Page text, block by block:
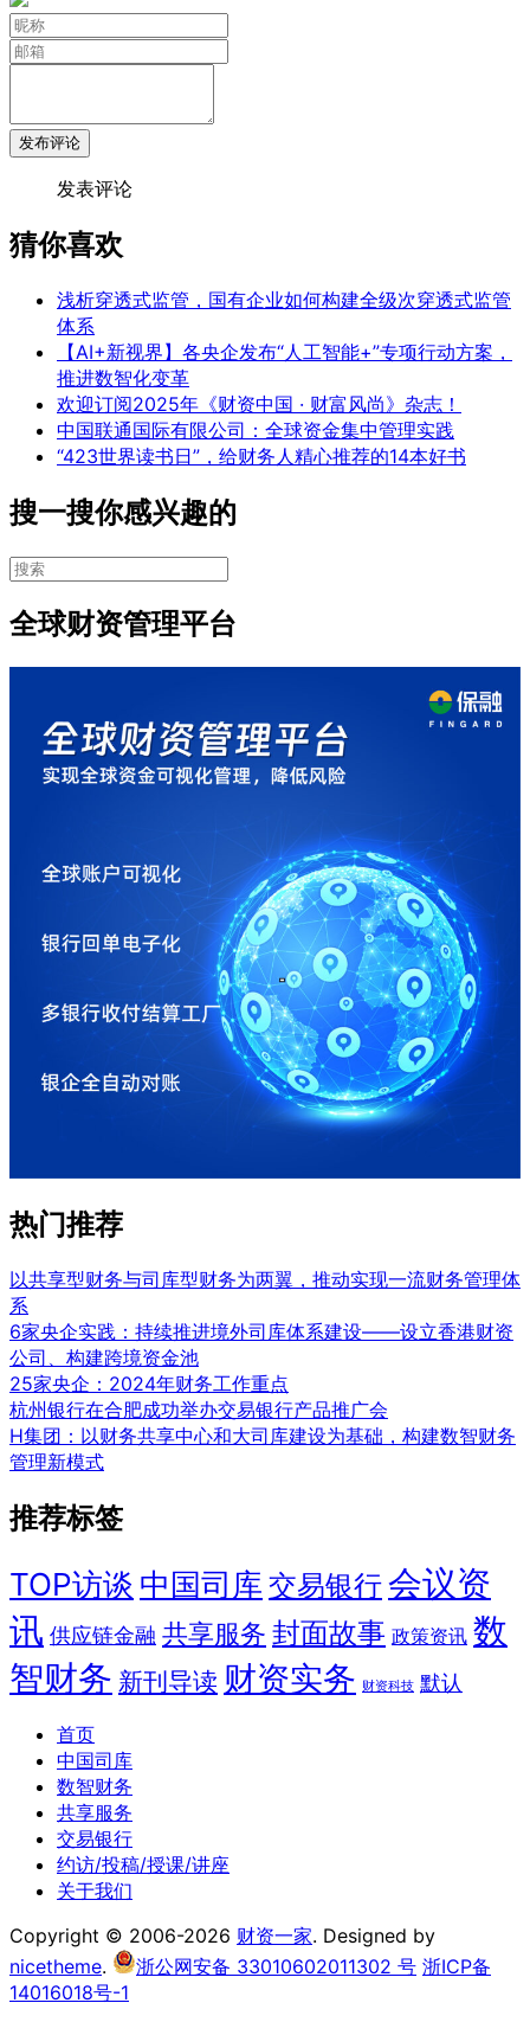
发布评论
发表评论
猜你喜欢
浅析穿透式监管，国有企业如何构建全级次穿透式监管
体系
【AI+新视界】各央企发布“人工智能+”专项行动方案，
推进数智化变革
欢迎订阅2025年《财资中国 · 财富风尚》杂志！
中国联通国际有限公司：全球资金集中管理实践
“423世界读书日”，给财务人精心推荐的14本好书
搜一搜你感兴趣的
全球财资管理平台
热门推荐
以共享型财务与司库型财务为两翼，推动实现一流财务管理体
系
6家央企实践：持续推进境外司库体系建设——设立香港财资
公司、构建跨境资金池
25家央企：2024年财务工作重点
杭州银行在合肥成功举办交易银行产品推广会
H集团：以财务共享中心和大司库建设为基础，构建数智财务
管理新模式
推荐标签
TOP访谈 中国司库 交易银行会议资
讯 供应链金融 共享服务 封面故事 政策资讯 数
智财务 新刊导读 财资实务 财资科技 默认
首页
中国司库
数智财务
共享服务
交易银行
约访/投稿/授课/讲座
关于我们
Copyright © 2006-2026 财资一家. Designed by
nicetheme. 浙公网安备 33010602011302 号 浙ICP备
14016018号-1